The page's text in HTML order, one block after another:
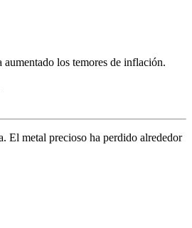
los temores de inflación.
El metal precioso ha perdido alrededor